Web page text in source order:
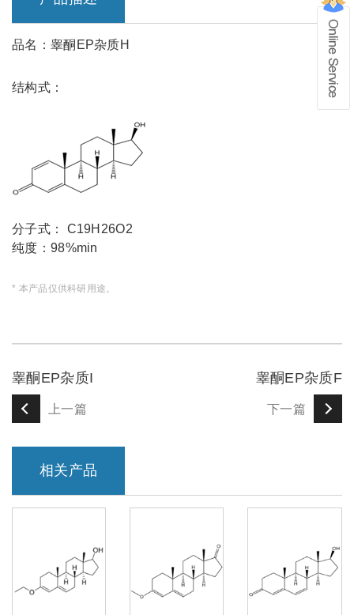
品名：睾酮EP杂质H
结构式：
分子式： C19H26O2
纯度：98%min
* 本产品仅供科研用途。
睾酮EP杂质I
上一篇
睾酮EP杂质F
下一篇
相关产品
1、info@shochem.com；2